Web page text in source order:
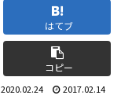
はてブ
コピー
2020.02.24 2017.02.14